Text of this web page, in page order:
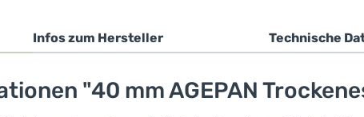
Infos zum Hersteller Technische
"40 mm AGEPAN